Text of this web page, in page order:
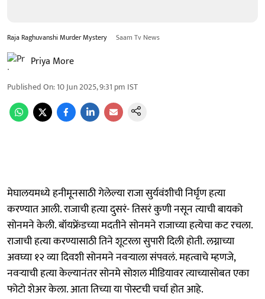
Raja Raghuvanshi Murder Mystery Saam Tv News
Priya More
Published On:10 Jun 2025, 9:31 pm IST
मेघालयमध्ये हनीमूनसाठी गेलेल्या राजा सुर्यवंशीची निर्घृण हत्या
करण्यात आली. राजाची हत्या दुसरं- तिसरं कुणी नसून त्याची बायको
सोनमने केली. बॉयफ्रेंडच्या मदतीने सोनमने राजाच्या हत्येचा कट रचला.
राजाची हत्या करण्यासाठी तिने शूटरला सुपारी दिली होती. लग्नाच्या
अवघ्या १२ व्या दिवशी सोनमने नवऱ्याला संपवलं. महत्वाचे म्हणजे,
नवऱ्याची हत्या केल्यानंतर सोनमे सोशल मीडियावर त्याच्यासोबत एका
फोटो शेअर केला. आता तिच्या या पोस्टची चर्चा होत आहे.